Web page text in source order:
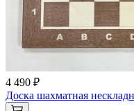
4 490 ₽
Доска шахматная